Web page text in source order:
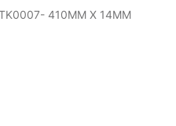
410MM X 14MM